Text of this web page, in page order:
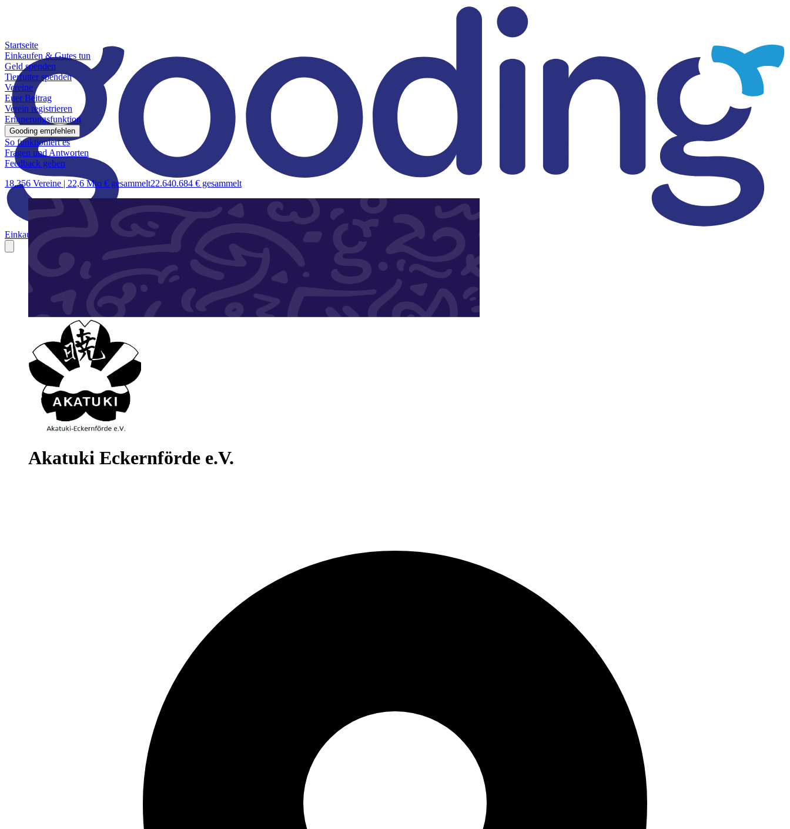
Einkaufen & Gutes tun Geld spendenTierfutter spenden VereineEuer Beitrag
Startseite
Einkaufen & Gutes tun
Geld spenden
Tierfutter spenden
Vereine
Euer Beitrag
Verein registrieren
Erinnerungsfunktion
Gooding empfehlen
So funktioniert es
Fragen und Antworten
Feedback geben
18.356 Vereine | 22,6 Mio € gesammelt22.640.684 € gesammelt
Akatuki Eckernförde e.V.